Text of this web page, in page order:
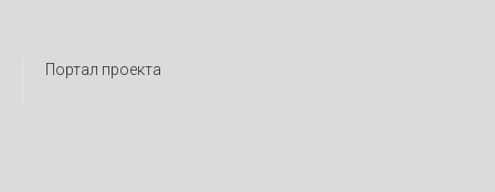
Портал проекта